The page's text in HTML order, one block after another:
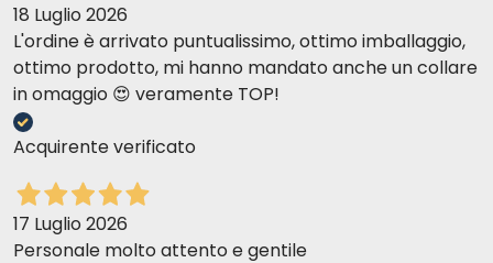
18 Luglio 2026
L'ordine è arrivato puntualissimo, ottimo imballaggio,
ottimo prodotto, mi hanno mandato anche un collare
in omaggio 😍 veramente TOP!
Acquirente verificato
17 Luglio 2026
Personale molto attento e gentile